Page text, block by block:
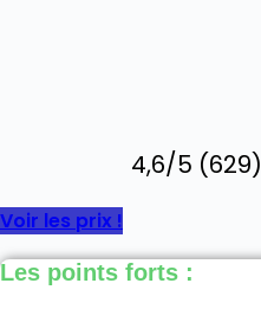
4,6/5 (629)
Voir les prix !
Les points forts :